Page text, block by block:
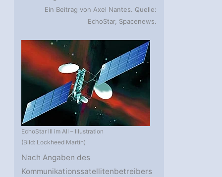
Ein Beitrag von Axel Nantes. Quelle:
EchoStar, Spacenews.
EchoStar III im All – Illustration
(Bild: Lockheed Martin)
Nach Angaben des
Kommunikationssatellitenbetreibers